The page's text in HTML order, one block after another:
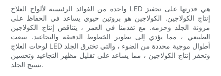
واحدة من الفوائد الرئيسية لألواح العلاج LED هي قدرتها على تحفيز
إنتاج الكولاجين. الكولاجين هو بروتين حيوي يساعد في الحفاظ على
مرونة الجلد وحزمه. مع تقدمنا ​​في العمر ، يتناقص إنتاج الكولاجين
الطبيعي ، مما يؤدي إلى تطوير الخطوط الدقيقة والتجاعيد. تنبعث
لوحات العلاج LED أطوال موجية محددة من الضوء ، والتي تخترق الجلد
وتحفز إنتاج الكولاجين ، مما يساعد على تقليل مظهر التجاعيد وتحسين
نسيج الجلد.